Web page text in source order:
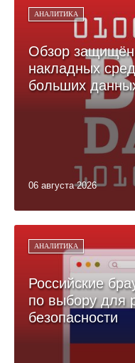
АНАЛИТИКА
Обзор
накладных
больших
06 августа 2026
АНАЛИТИКА
Российские
по выбору для
безопасности